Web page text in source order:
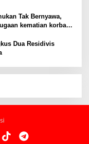
Tak Bernyawa,
kematian korban
Dua Residivis